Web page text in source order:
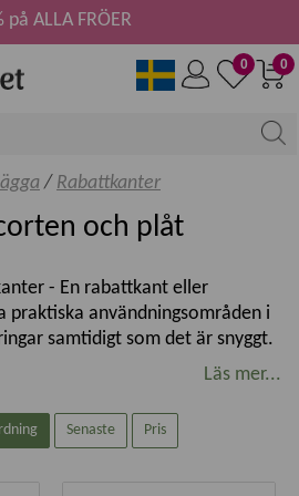
0
0
på ALLA FRÖER
/ Rabattkanter
och plåt
- En rabattkant eller
praktiska användningsområden i
samtidigt som det är snyggt.
De underlättar mycket när du
trädgårdsgång och de kan även
Läs mer...
Senaste Pris